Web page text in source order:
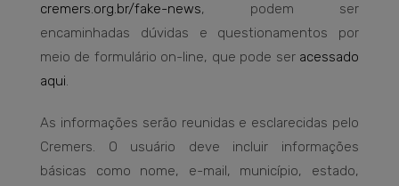
cremers.org.br/fake-news, podem ser
encaminhadas dúvidas e questionamentos por
meio de formulário on-line, que pode ser acessado
aqui.
As informações serão reunidas e esclarecidas pelo
Cremers. O usuário deve incluir informações
básicas como nome, e-mail, município, estado,